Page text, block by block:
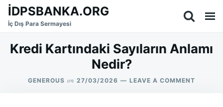
SkipSearch
for:
İDPSBANKA.ORG
İç Dış Para Sermayesi
Kredi Kartındaki Sayıların Anlamı
Nedir?
GENEROUS on 27/03/2026 LEAVE A COMMENT